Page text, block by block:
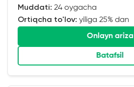
Muddati: 24 oygacha
Ortiqcha to'lov: yiliga 25% dan
Onlayn ariza
Batafsil